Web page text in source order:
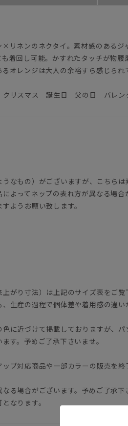
リネンのネクタイ。素材感のあるジ
着回し可能。かすれたタッチが物腰
オレンジは大人の余裕すら感じられ
リスマス 誕生日 父の日 バレン
なもの）がございますが、こちらは
よってネップの表れ方が異なる場合
ようお願い致します。
がり寸法）は上記のサイズ表をご覧
生産の過程で個体差や着用感の違い
に近づけて掲載しておりますが、パ
す。予めご了承下さいませ。
プ対応商品や一部カラーの販売を終
る場合がございます。予めご了承下
なります。